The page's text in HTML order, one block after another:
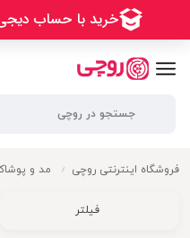
فروشگاه اینترنتی روچی / مد و
فیلتر